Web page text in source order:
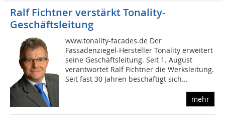
Ralf Fichtner verstärkt Tonality-
Geschäftsleitung
www.tonality-facades.de Der
Fassadenziegel-Hersteller Tonality erweitert
seine Geschäftsleitung. Seit 1. August
verantwortet Ralf Fichtner die Werksleitung.
Seit fast 30 Jahren beschäftigt sich...
mehr